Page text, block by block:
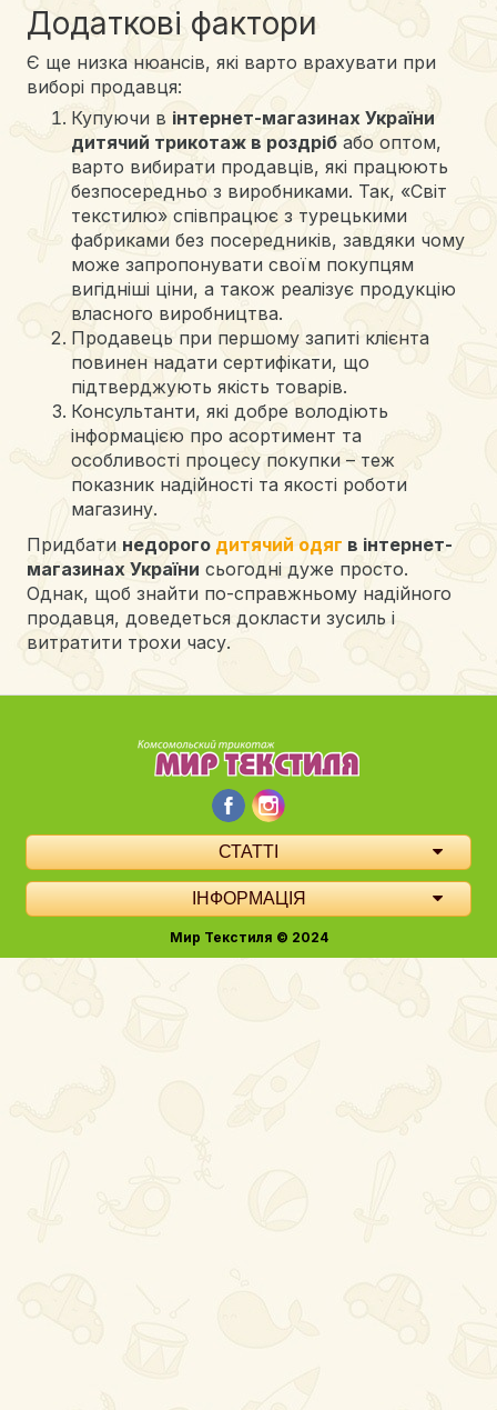
Додаткові фактори
Є ще низка нюансів, які варто врахувати при
виборі продавця:
Купуючи в інтернет-магазинах України
дитячий трикотаж в роздріб або оптом,
варто вибирати продавців, які працюють
безпосередньо з виробниками. Так, «Світ
текстилю» співпрацює з турецькими
фабриками без посередників, завдяки чому
може запропонувати своїм покупцям
вигідніші ціни, а також реалізує продукцію
власного виробництва.
Продавець при першому запиті клієнта
повинен надати сертифікати, що
підтверджують якість товарів.
Консультанти, які добре володіють
інформацією про асортимент та
особливості процесу покупки – теж
показник надійності та якості роботи
магазину.
Придбати недорого дитячий одяг в інтернет-
магазинах України сьогодні дуже просто.
Однак, щоб знайти по-справжньому надійного
продавця, доведеться докласти зусиль і
витратити трохи часу.
СТАТТІ
ІНФОРМАЦІЯ
Мир Текстиля © 2024